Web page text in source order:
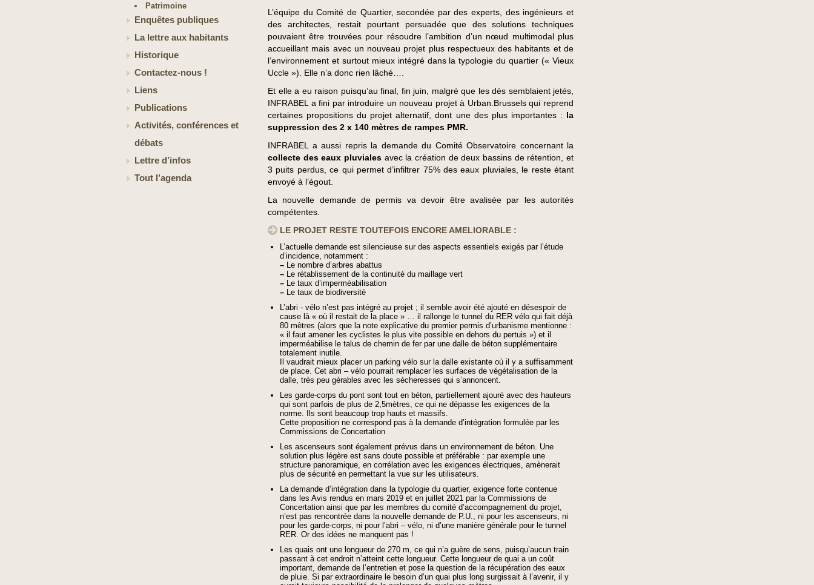
Patrimoine
Enquêtes publiques
La lettre aux habitants
Historique
Contactez-nous !
Liens
Publications
Activités, conférences et
débats
Lettre d’infos
Tout l’agenda
L’équipe du Comité de Quartier, secondée par des experts, des ingénieurs et
des architectes, restait pourtant persuadée que des solutions techniques
pouvaient être trouvées pour résoudre l’ambition d’un nœud multimodal plus
accueillant mais avec un nouveau projet plus respectueux des habitants et de
l’environnement et surtout mieux intégré dans la typologie du quartier (« Vieux
Uccle »). Elle n’a donc rien lâché….
Et elle a eu raison puisqu’au final, fin juin, malgré que les dés semblaient jetés,
INFRABEL a fini par introduire un nouveau projet à Urban.Brussels qui reprend
certaines propositions du projet alternatif, dont une des plus importantes : la
suppression des 2 x 140 mètres de rampes PMR.
INFRABEL a aussi repris la demande du Comité Observatoire concernant la
collecte des eaux pluviales avec la création de deux bassins de rétention, et
3 puits perdus, ce qui permet d’infiltrer 75% des eaux pluviales, le reste étant
envoyé à l’égout.
La nouvelle demande de permis va devoir être avalisée par les autorités
compétentes.
LE PROJET RESTE TOUTEFOIS ENCORE AMELIORABLE :
L’actuelle demande est silencieuse sur des aspects essentiels exigés par l’étude
d’incidence, notamment :
– Le nombre d’arbres abattus
– Le rétablissement de la continuité du maillage vert
– Le taux d’imperméabilisation
– Le taux de biodiversité
L’abri - vélo n’est pas intégré au projet ; il semble avoir été ajouté en désespoir de
cause là « où il restait de la place » … il rallonge le tunnel du RER vélo qui fait déjà
80 mètres (alors que la note explicative du premier permis d’urbanisme mentionne :
« il faut amener les cyclistes le plus vite possible en dehors du pertuis ») et il
imperméabilise le talus de chemin de fer par une dalle de béton supplémentaire
totalement inutile.
Il vaudrait mieux placer un parking vélo sur la dalle existante où il y a suffisamment
de place. Cet abri – vélo pourrait remplacer les surfaces de végétalisation de la
dalle, très peu gérables avec les sécheresses qui s’annoncent.
Les garde-corps du pont sont tout en béton, partiellement ajouré avec des hauteurs
qui sont parfois de plus de 2,5mètres, ce qui ne dépasse les exigences de la
norme. Ils sont beaucoup trop hauts et massifs.
Cette proposition ne correspond pas à la demande d’intégration formulée par les
Commissions de Concertation
Les ascenseurs sont également prévus dans un environnement de béton. Une
solution plus légère est sans doute possible et préférable : par exemple une
structure panoramique, en corrélation avec les exigences électriques, amènerait
plus de sécurité en permettant la vue sur les utilisateurs.
La demande d’intégration dans la typologie du quartier, exigence forte contenue
dans les Avis rendus en mars 2019 et en juillet 2021 par la Commissions de
Concertation ainsi que par les membres du comité d’accompagnement du projet,
n’est pas rencontrée dans la nouvelle demande de P.U., ni pour les ascenseurs, ni
pour les garde-corps, ni pour l’abri – vélo, ni d’une manière générale pour le tunnel
RER. Or des idées ne manquent pas !
Les quais ont une longueur de 270 m, ce qui n’a guère de sens, puisqu’aucun train
passant à cet endroit n’atteint cette longueur. Cette longueur de quai a un coût
important, demande de l’entretien et pose la question de la récupération des eaux
de pluie. Si par extraordinaire le besoin d’un quai plus long surgissait à l’avenir, il y